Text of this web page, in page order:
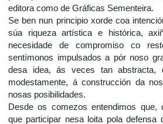
editora como de Gráficas Sementeira.
Se ben nun principio xorde coa
súa riqueza artística e histórica,
necesidade de compromiso co
sentímonos impulsados a pór noso
desa idea, ás veces tan abstracta,
modestamente, á construcción da
nosas posibilidades.
Desde os comezos entendimos que,
que participar nesa loita pola defensa